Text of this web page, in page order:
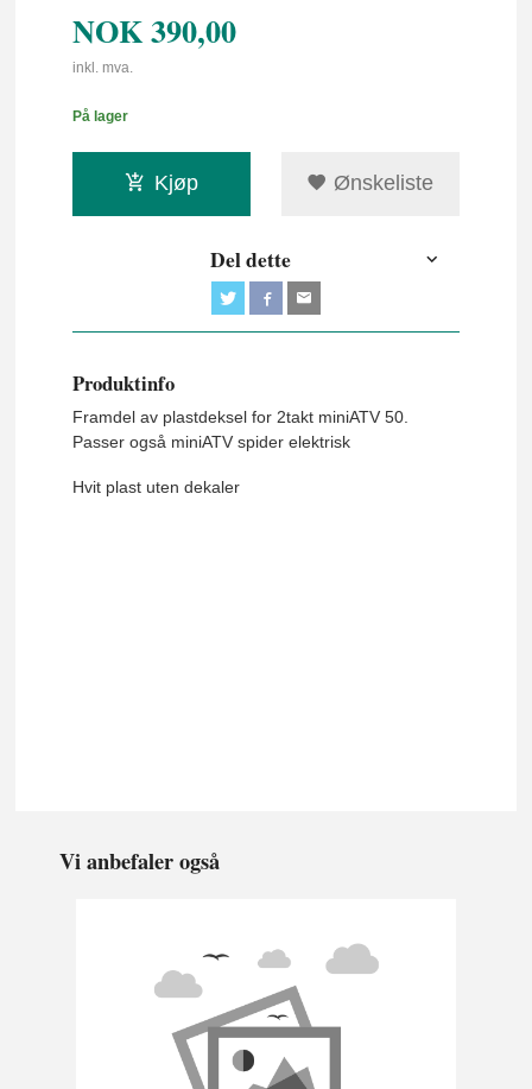
NOK390,00
inkl. mva.
På lager
Kjøp Ønskeliste
Del dette
Produktinfo
Framdel av plastdeksel for 2takt miniATV 50.
Passer også miniATV spider elektrisk
Hvit plast uten dekaler
Vi anbefaler også